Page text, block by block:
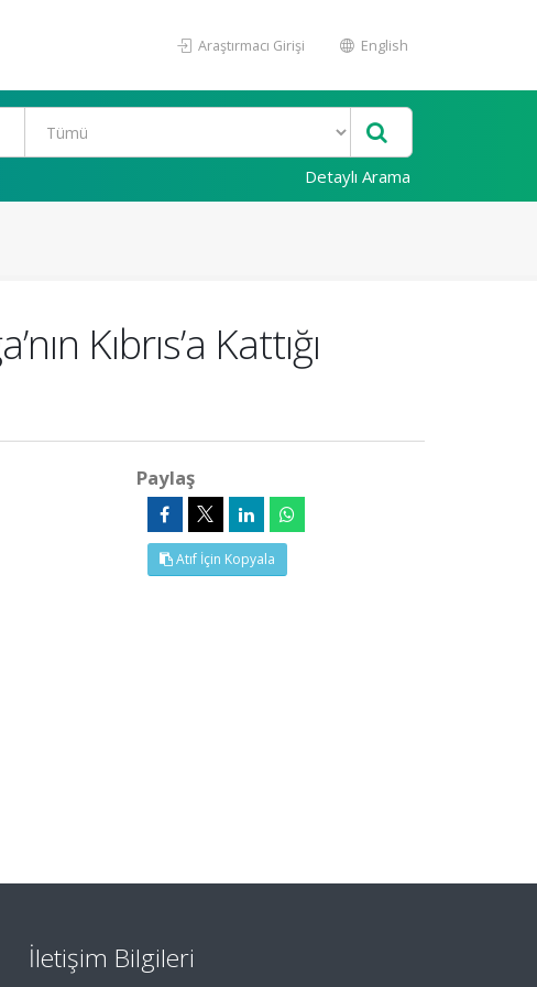
Araştırmacı Girişi English
Detaylı Arama
Kıbrıs’a Kattığı
Paylaş
Atıf İçin Kopyala
İletişim Bilgileri